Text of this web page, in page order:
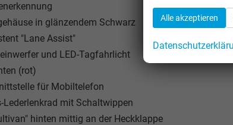
in glänzendem Schwarz
"Lane Assist"
und LED-Tagfahrlicht
(rot)
für Mobiltelefon
mit Schaltwippen
hinten mittig an der Heckklappe
Alle akzeptieren